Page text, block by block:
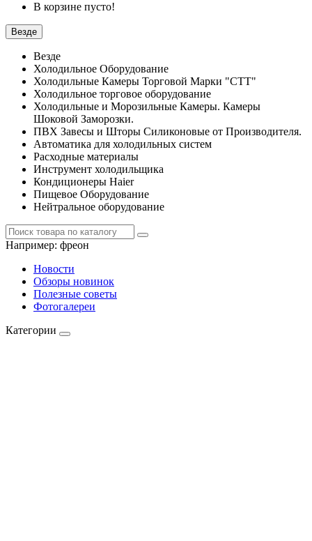
В корзине пусто!
Везде
Везде
Холодильное Оборудование
Холодильные Камеры Торговой Марки "СТТ"
Холодильное торговое оборудование
Холодильные и Морозильные Камеры. Камеры
Шоковой Заморозки.
ПВХ Завесы и Шторы Силиконовые от Производителя.
Автоматика для холодильных систем
Расходные материалы
Инструмент холодильщика
Кондиционеры Haier
Пищевое Оборудование
Нейтральное оборудование
Например: фреон
Новости
Обзоры новинок
Полезные советы
Фотогалереи
Категории